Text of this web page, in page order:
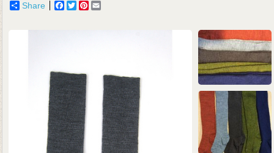
Share Facebook
TwitterPinterest